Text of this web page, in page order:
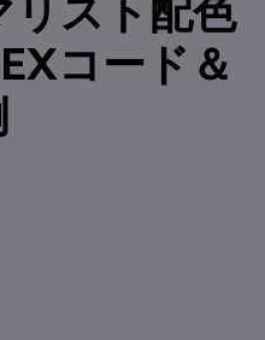
リスト配色
コード＆